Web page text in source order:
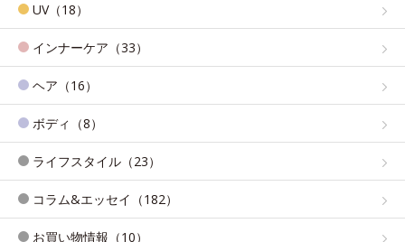
UV（18）
インナーケア（33）
ヘア（16）
ボディ（8）
ライフスタイル（23）
コラム&エッセイ（182）
お買い物情報（10）